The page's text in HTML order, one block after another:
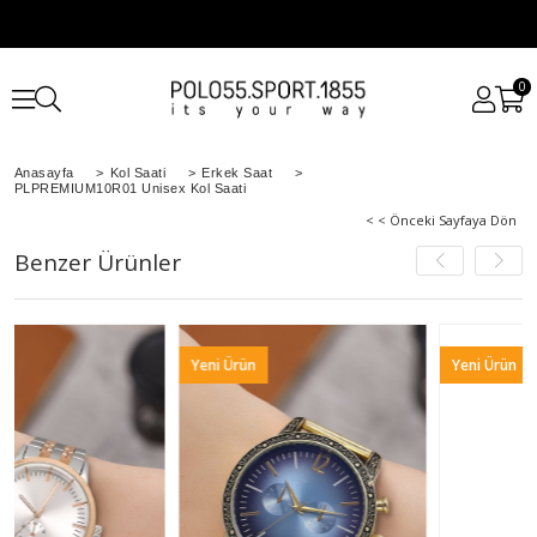
0
Anasayfa > Kol Saati > Erkek Saat
>
PLPREMIUM10R01 Unisex Kol Saati
< < Önceki Sayfaya Dön
Benzer Ürünler